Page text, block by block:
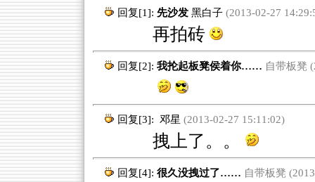
回复[1]: 先沙发 黑白子(2013-02-27
再拍砖
回复[2]: 我抡起板凳侯着你…… 自带板凳
回复[3]: 邓星 (2013-02-27 15:11:02)
拽上了。。
回复[4]: 很久没拽过了…… 自带板凳